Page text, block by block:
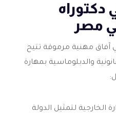
مصر
آفاق مهنية مرموقة تتيح
والدبلوماسية بمهارة
الخارجية لتمثيل الدولة